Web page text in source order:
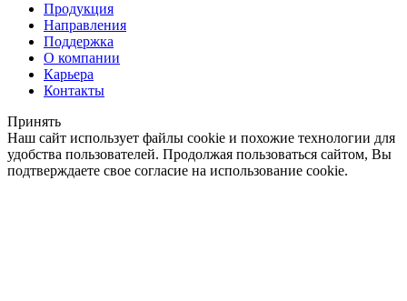
Продукция
Направления
Поддержка
О компании
Карьера
Контакты
Принять
Наш сайт использует файлы cookie и похожие технологии для
удобства пользователей. Продолжая пользоваться сайтом, Вы
подтверждаете свое согласие на использование cookie.